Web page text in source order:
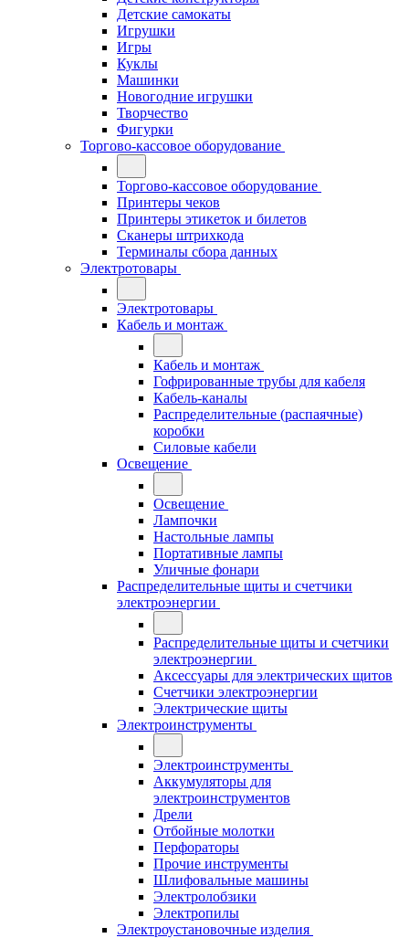
Детские самокаты
Игрушки
Игры
Куклы
Машинки
Новогодние игрушки
Творчество
Фигурки
Торгово-кассовое оборудование
Торгово-кассовое оборудование
Принтеры чеков
Принтеры этикеток и билетов
Сканеры штрихкода
Терминалы сбора данных
Электротовары
Электротовары
Кабель и монтаж
Кабель и монтаж
Гофрированные трубы для кабеля
Кабель-каналы
Распределительные (распаячные)
коробки
Силовые кабели
Освещение
Освещение
Лампочки
Настольные лампы
Портативные лампы
Уличные фонари
Распределительные щиты и счетчики
электроэнергии
Распределительные щиты и счетчики
электроэнергии
Аксессуары для электрических щитов
Счетчики электроэнергии
Электрические щиты
Электроинструменты
Электроинструменты
Аккумуляторы для
электроинструментов
Дрели
Отбойные молотки
Перфораторы
Прочие инструменты
Шлифовальные машины
Электролобзики
Электропилы
Электроустановочные изделия